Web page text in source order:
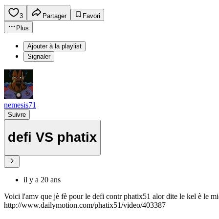
3 Partager
Favori
Plus
Ajouter à la playlist
Signaler
nemesis71
Suivre
defi VS phatix
il y a 20 ans
Voici l'amv que jè fè pour le defi contr phatix51 alor dite le kel è le
http://www.dailymotion.com/phatix51/video/403387